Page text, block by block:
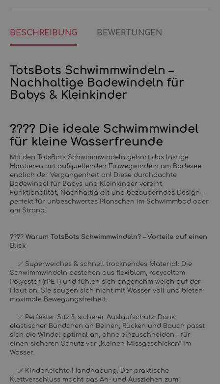
BESCHREIBUNG BEWERTUNGEN
TotsBots Schwimmwindeln –
Nachhaltige Badewindeln für
Babys & Kleinkinder
???? Die ideale Schwimmwindel
für kleine Wasserfreunde
Mit den TotsBots Schwimmwindeln gehört das lästige
Hantieren mit aufquellenden Einwegwindeln am Badesee
endlich der Vergangenheit an! Diese durchdachte
Badewindel für Babys und Kleinkinder vereint
Funktionalität, Nachhaltigkeit und bezauberndes Design –
perfekt für unbeschwertes Planschen im Schwimmbad oder
am Strand.
???? Warum TotsBots Schwimmwindeln? – Vorteile auf einen
Blick
✅ Superweiches & schnell trocknendes Material: Die
Schwimmwindeln bestehen aus flexiblem, recyceltem
Polyester (rPET) und fühlen sich angenehm weich auf der
Haut an. Sie saugen sich nicht mit Wasser voll und bieten
maximale Bewegungsfreiheit.
✅ Perfekter Sitz & sicherer Auslaufschutz: Dank
elastischer Bündchen an Beinen, Rücken und Bauch passt
sich die Windel optimal an, ohne einzuschneiden – für
einen sicheren Schutz vor „kleinen Missgeschicken“ im
Wasser.
✅ Kinderleichte Handhabung: Der praktische
Klettverschluss macht das An- und Ausziehen zum